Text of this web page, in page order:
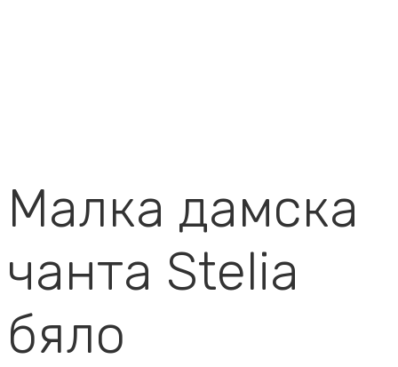
Малка дамска
чанта Stelia
бяло